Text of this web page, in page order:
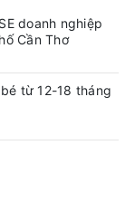
doanh nghiệp
Cần Thơ
từ 12-18 tháng